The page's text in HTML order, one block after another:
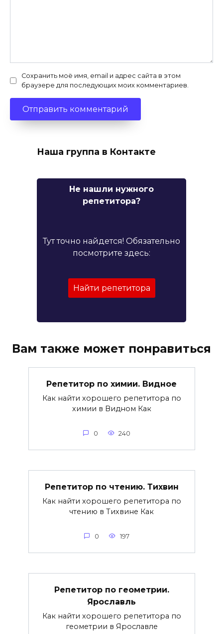
Сохранить моё имя, email и адрес сайта в этом
браузере для последующих моих комментариев.
Наша группа в Контакте
Не нашли нужного
репетитора?
Тут точно найдется! Обязательно
посмотрите здесь:
Найти репетитора
Вам также может понравиться
Репетитор по химии. Видное
Как найти хорошего репетитора по
химии в Видном Как
0 240
Репетитор по чтению. Тихвин
Как найти хорошего репетитора по
чтению в Тихвине Как
0 197
Репетитор по геометрии.
Ярославль
Как найти хорошего репетитора по
геометрии в Ярославле